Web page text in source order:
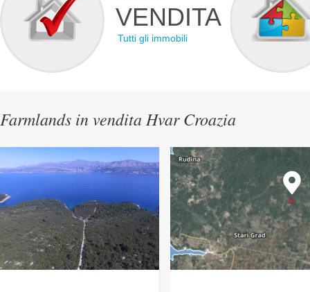
VENDITA
Tutti gli immobili
Farmlands in vendita Hvar Croazia